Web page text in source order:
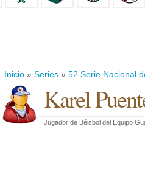
Inicio » Series » 52 Serie Nacional
Karel
Jugador de Béisbol del Equipo